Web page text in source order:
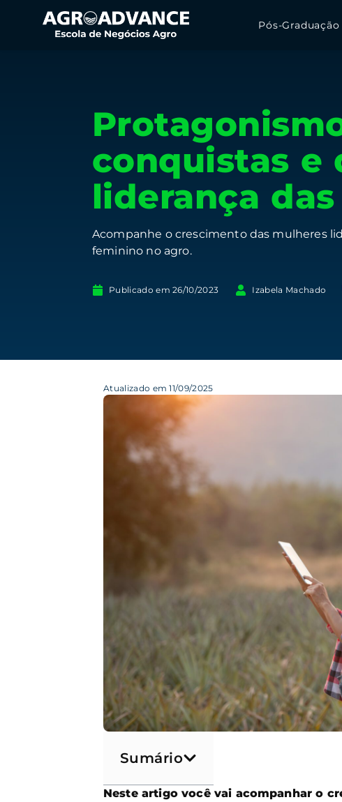
Pós-Graduação
conquistas e
liderança
Acompanhe o crescimento das mulheres
feminino no agro.
Publicado em 26/10/2023 Izabela Machado
Atualizado em 11/09/2025
Sumário
Neste artigo você vai acompanhar o